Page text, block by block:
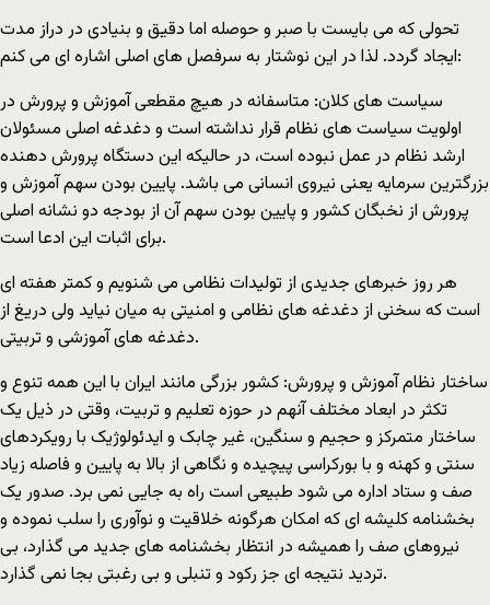
تحولی که می بایست با صبر و حوصله اما دقیق و بنیادی در دراز مدت
ایجاد گردد. لذا در این نوشتار به سرفصل های اصلی اشاره ای می کنم:
سیاست های کلان: متاسفانه در هیچ مقطعی آموزش و پرورش در
اولویت سیاست های نظام قرار نداشته است و دغدغه اصلی مسئولان
ارشد نظام در عمل نبوده است، در حالیکه این دستگاه پرورش دهنده
بزرگترین سرمایه یعنی نیروی انسانی می باشد. پایین بودن سهم آموزش و
پرورش از نخبگان کشور و پایین بودن سهم آن از بودجه دو نشانه اصلی
برای اثبات این ادعا است.
هر روز خبرهای جدیدی از تولیدات نظامی می شنویم و کمتر هفته ای
است که سخنی از دغدغه های نظامی و امنیتی به میان نیاید ولی دریغ از
دغدغه های آموزشی و تربیتی.
ساختار نظام آموزش و پرورش: کشور بزرگی مانند ایران با این همه تنوع و
تکثر در ابعاد مختلف آنهم در حوزه تعلیم و تربیت، وقتی در ذیل یک
ساختار متمرکز و حجیم و سنگین، غیر چابک و ایدئولوژیک با رویکردهای
سنتی و کهنه و با بورکراسی پیچیده و نگاهی از بالا به پایین و فاصله زیاد
صف و ستاد اداره می شود طبیعی است راه به جایی نمی برد. صدور یک
بخشنامه کلیشه ای که امکان هرگونه خلاقیت و نوآوری را سلب نموده و
نیروهای صف را همیشه در انتظار بخشنامه های جدید می گذارد، بی
تردید نتیجه ای جز رکود و تنبلی و بی رغبتی بجا نمی گذارد.